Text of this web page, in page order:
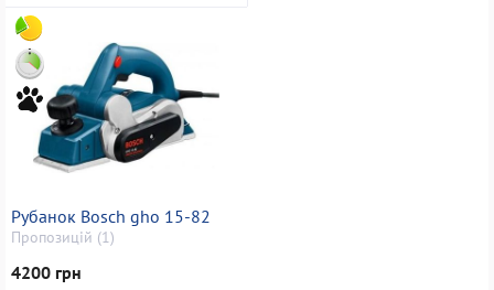
Рубанок Bosch gho 15-82
Пропозицій (1)
4200 грн